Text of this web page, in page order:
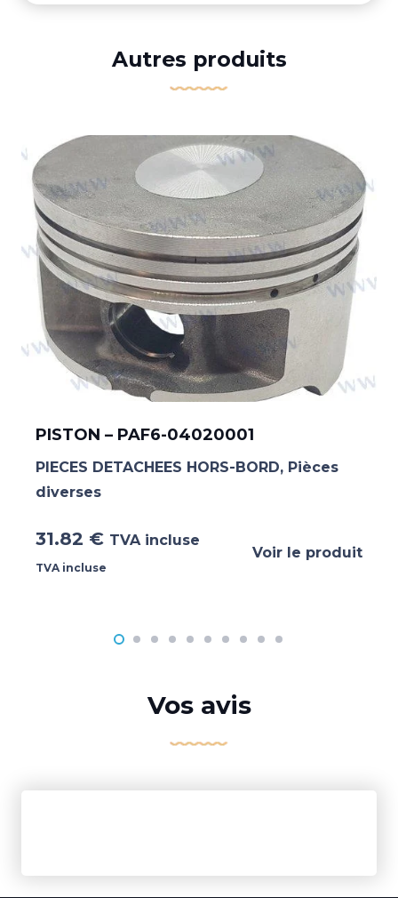
Autres produits
PISTON – PAF6-04020001
PIECES DETACHEES HORS-BORD, Pièces
diverses
31.82 € TVA incluse
TVA incluse
Voir le produit
Vos avis